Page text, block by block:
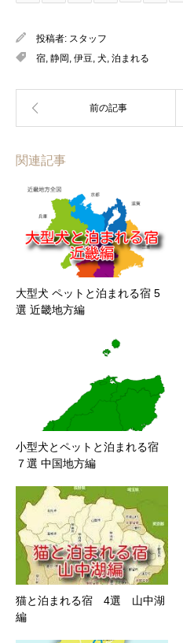
投稿者: スタッフ
宿, 静岡 , 伊豆, 犬, 泊まれる
関連記事
大型犬 ペットと泊まれる宿 5
選 近畿地方編
小型犬とペットと泊まれる宿
７選 中国地方編
猫と泊まれる宿 4選 山中湖
編